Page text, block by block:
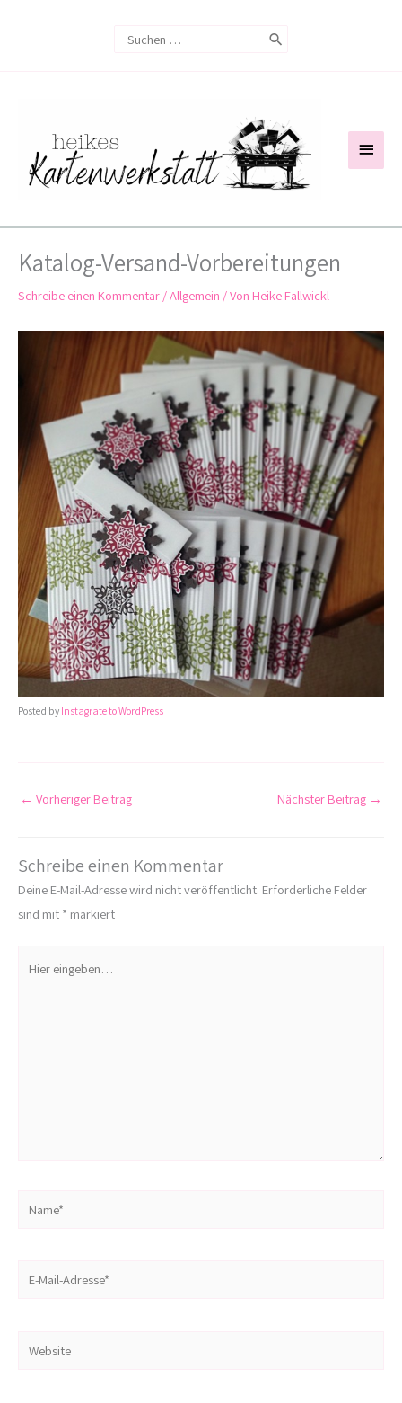
Search
Katalog-Versand-Vorbereitungen
Schreibe einen Kommentar /Allgemein / Von Heike Fallwickl
Posted by Instagrate to WordPress
← Vorheriger Beitrag Nächster Beitrag →
Schreibe einen Kommentar
Deine E-Mail-Adresse wird nicht veröffentlicht. Erforderliche Felder
sind mit * markiert
eingeben…